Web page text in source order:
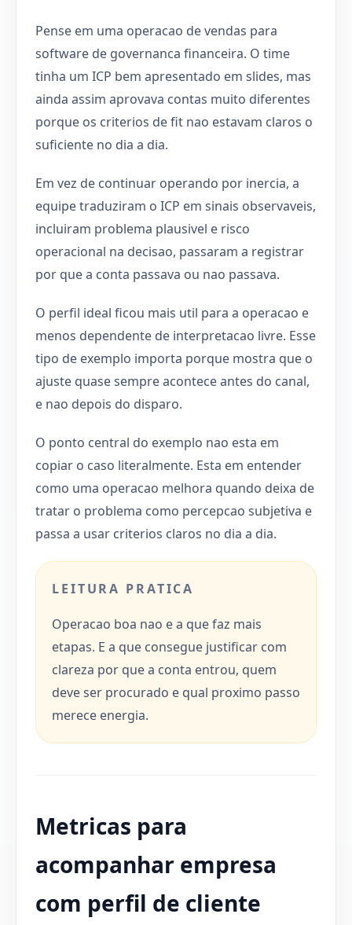
Pense em uma operacao de vendas para
software de governanca financeira. O time
tinha um ICP bem apresentado em slides, mas
ainda assim aprovava contas muito diferentes
porque os criterios de fit nao estavam claros o
suficiente no dia a dia.
Em vez de continuar operando por inercia, a
equipe traduziram o ICP em sinais observaveis,
incluiram problema plausivel e risco
operacional na decisao, passaram a registrar
por que a conta passava ou nao passava.
O perfil ideal ficou mais util para a operacao e
menos dependente de interpretacao livre. Esse
tipo de exemplo importa porque mostra que o
ajuste quase sempre acontece antes do canal,
e nao depois do disparo.
O ponto central do exemplo nao esta em
copiar o caso literalmente. Esta em entender
como uma operacao melhora quando deixa de
tratar o problema como percepcao subjetiva e
passa a usar criterios claros no dia a dia.
LEITURA PRATICA
Operacao boa nao e a que faz mais
etapas. E a que consegue justificar com
clareza por que a conta entrou, quem
deve ser procurado e qual proximo passo
merece energia.
Metricas para
acompanhar empresa
com perfil de cliente